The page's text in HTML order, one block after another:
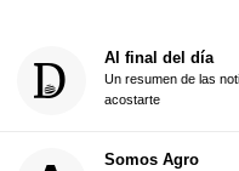
Al final del día
Un resumen de las
acostarte
Somos Agro